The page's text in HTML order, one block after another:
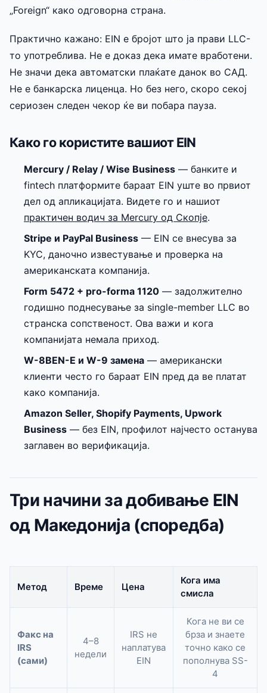
„Foreign“ како одговорна страна.
Практично кажано: EIN е бројот што ја прави LLC-
то употреблива. Не е доказ дека имате вработени.
Не значи дека автоматски плаќате данок во САД.
Не е банкарска лиценца. Но без него, скоро секој
сериозен следен чекор ќе ви побара пауза.
Како го користите вашиот EIN
Mercury / Relay / Wise Business — банките и
fintech платформите бараат EIN уште во првиот
дел од апликацијата. Видете го и нашиот
практичен водич за Mercury од Скопје.
Stripe и PayPal Business — EIN се внесува за
KYC, даночно известување и проверка на
американската компанија.
Form 5472 + pro-forma 1120 — задолжително
годишно поднесување за single-member LLC во
странска сопственост. Ова важи и кога
компанијата немала приход.
W-8BEN-E и W-9 замена — американски
клиенти често го бараат EIN пред да ве платат
како компанија.
Amazon Seller, Shopify Payments, Upwork
Business — без EIN, профилот најчесто останува
заглавен во верификација.
Три начини за добивање EIN
од Македонија (споредба)
Метод Време Цена
Кога има
смисла
Факс на
IRS
(сами)
4–8
недели
IRS не
наплатува
EIN
Кога не ви се
брза и знаете
точно како се
пополнува SS-
4